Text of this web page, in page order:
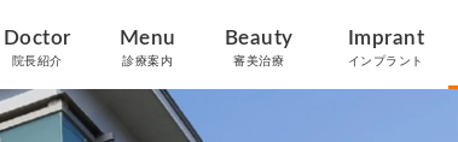
Doctor
院長紹介
Menu
診療案内
Beauty
審美治療
Imprant
インプラント